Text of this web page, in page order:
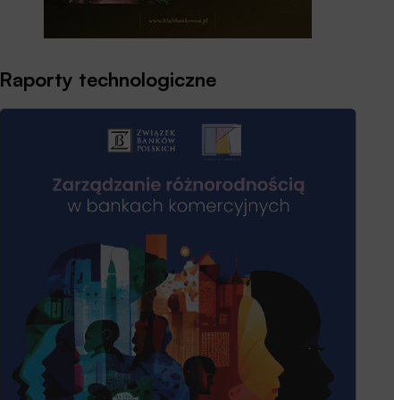
Raporty technologiczne